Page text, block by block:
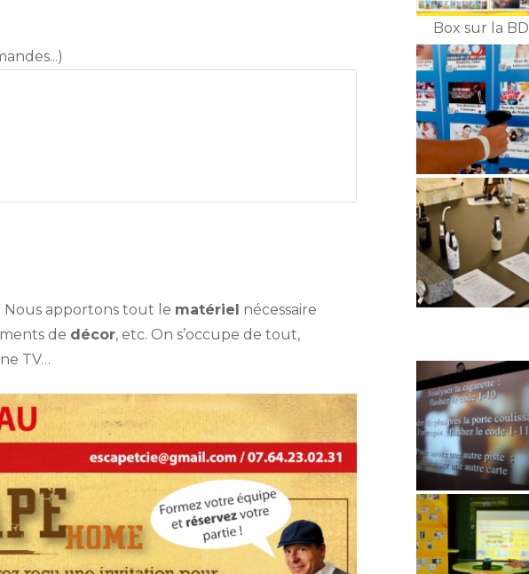
Nous apportons tout le matériel nécessaire
de décor, etc. On s’occupe de tout,
TV…
Box sur la BD